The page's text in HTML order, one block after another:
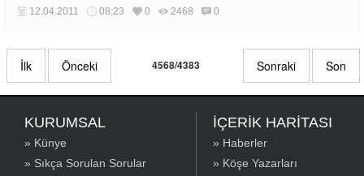
12.04.2011 08:23 0 2468 0
İlk Önceki 4568/4383 Sonraki Son
KURUMSAL
» Künye
» Sıkça Sorulan Sorular
İÇERİK HARİTASI
» Haberler
» Köşe Yazarları